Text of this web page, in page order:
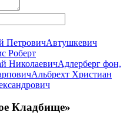
ПетровичАвтушкевич
Роберт
НиколаевичАдлерберг фон,
Альбрехт Христиан
Кладбище»